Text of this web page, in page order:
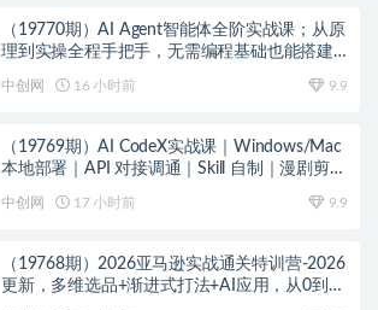
（19770期）AI Agent智能体全阶实战课；从原
理到实操全程手把手，无需编程基础也能搭建
中创网 16 小时前 9.9
（19769期）AI CodeX实战课｜Windows/Mac
本地部署｜API 对接调通｜Skill 自制｜漫剧剪辑
中创网 17 小时前 9.9
（19768期）2026亚马逊实战通关特训营-2026
更新，多维选品+渐进式打法+AI应用，从0到1